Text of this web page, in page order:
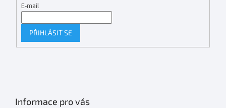
E-mail
PŘIHLÁSIT SE
Informace pro vás